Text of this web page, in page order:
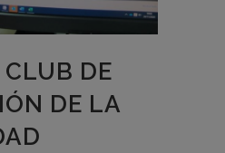
CLUB DE
DE LA